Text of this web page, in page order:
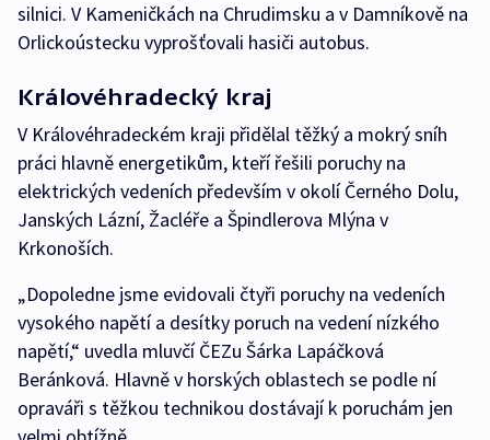
silnici. V Kameničkách na Chrudimsku a v Damníkově na
Orlickoústecku vyprošťovali hasiči autobus.
Královéhradecký kraj
V Královéhradeckém kraji přidělal těžký a mokrý sníh
práci hlavně energetikům, kteří řešili poruchy na
elektrických vedeních především v okolí Černého Dolu,
Janských Lázní, Žacléře a Špindlerova Mlýna v
Krkonoších.
„Dopoledne jsme evidovali čtyři poruchy na vedeních
vysokého napětí a desítky poruch na vedení nízkého
napětí,“ uvedla mluvčí ČEZu Šárka Lapáčková
Beránková. Hlavně v horských oblastech se podle ní
opraváři s těžkou technikou dostávají k poruchám jen